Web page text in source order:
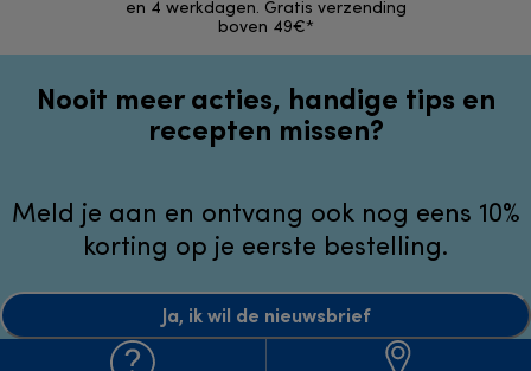
en 4 werkdagen. Gratis verzending
boven 49€*
Nooit meer acties, handige tips en
recepten missen?
Meld je aan en ontvang ook nog eens 10%
korting op je eerste bestelling.
Ja, ik wil de nieuwsbrief